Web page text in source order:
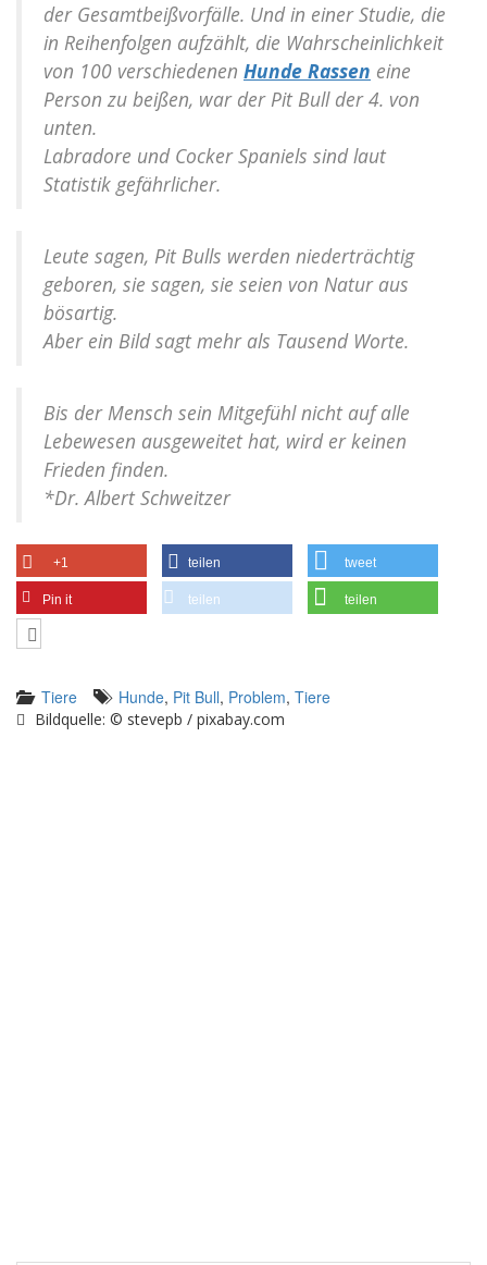
der Gesamtbeißvorfälle. Und in einer Studie, die
in Reihenfolgen aufzählt, die Wahrscheinlichkeit
von 100 verschiedenen Hunde Rassen eine
Person zu beißen, war der Pit Bull der 4. von
unten.
Labradore und Cocker Spaniels sind laut
Statistik gefährlicher.
Leute sagen, Pit Bulls werden niederträchtig
geboren, sie sagen, sie seien von Natur aus
bösartig.
Aber ein Bild sagt mehr als Tausend Worte.
Bis der Mensch sein Mitgefühl nicht auf alle
Lebewesen ausgeweitet hat, wird er keinen
Frieden finden.
*Dr. Albert Schweitzer
+1 teilen tweet
Pin it teilen teilen
Tiere Hunde, Pit Bull, Problem, Tiere
Bildquelle: © stevepb / pixabay.com